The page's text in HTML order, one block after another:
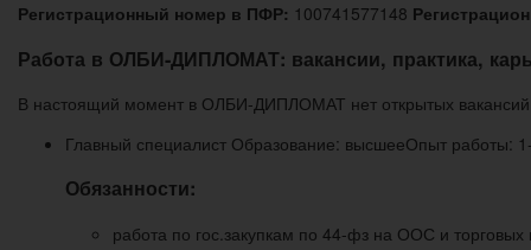
Регистрационный номер в ПФР: 100741577148
Работа в ОЛБИ-ДИПЛОМАТ: вакансии, практика,
В настоящий момент в ОЛБИ-ДИПЛОМАТ нет открытых
Главный специалист Образование: высшееОпыт работы:
Обязанности:
работа по гос.закупкам по 44-фз на ООС и